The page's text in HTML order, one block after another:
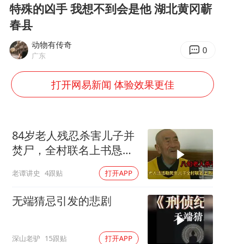
特殊的凶手 我想不到会是他 湖北黄冈蕲
春县
动物有传奇
广东 0
打开网易新闻 体验效果更佳
84岁老人残忍杀害儿子并
焚尸，全村联名上书恳求
轻判，得知缘由警察心疼
落泪
老谭讲史 4跟贴 打开APP
无端猜忌引发的悲剧
深山老驴 15跟贴 打开APP